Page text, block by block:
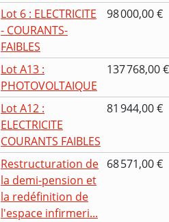
Lot 6 : ELECTRICITE
- COURANTS-
FAIBLES
98 000,00 €
Lot A13 :
PHOTOVOLTAIQUE
137 768,00 €
Lot A12 :
ELECTRICITE
COURANTS FAIBLES
81 944,00 €
Restructuration de
la demi-pension et
la redéfinition de
l'espace infirmeri...
68 571,00 €